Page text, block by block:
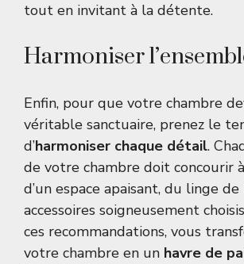
tout en invitant à la détente.
Harmoniser
Enfin, pour que votre chambre
véritable sanctuaire, prenez le
d’harmoniser chaque détail.
de votre chambre doit concourir
d’un espace apaisant, du linge
accessoires soigneusement
ces recommandations, vous
votre chambre en un havre de